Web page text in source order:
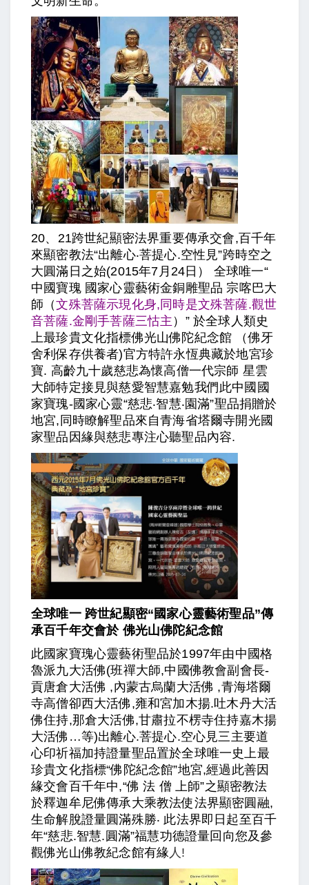
20、21跨世紀顯密法界重要傳承交會,百千年
來顯密教法“出離心‧菩提心.空性見”跨時空之
大圓滿日之始(2015年7月24日） 全球唯一“
中國寶瑰 國家心靈藝術金銅雕聖品 宗喀巴大
師（文殊菩薩示現化身,同時是文殊菩薩.觀世
音菩薩.金剛手菩薩三怙主 ）” 於全球人類史
上最珍貴文化指標佛光山佛陀紀念館 （佛牙
舍利保存供養者)官方特許永恆典藏於地宮珍
寶. 高齡九十歲慈悲為懷高僧一代宗師 星雲
大師特定接見與慈愛智慧嘉勉我們此中國國
家寶瑰-國家心靈“慈悲‧智慧‧園滿”聖品捐贈於
地宮,同時瞭解聖品來自青海省塔爾寺開光國
家聖品因緣與慈悲專注心聽聖品內容.
全球唯一 跨世紀顯密“國家心靈藝術聖品”傳
承百千年交會於 佛光山佛陀紀念館
此國家寶瑰心靈藝術聖品於1997年由中國格
魯派九大活佛(班禪大師,中國佛教會副會長-
貢唐倉大活佛 ,內蒙古烏蘭大活佛 ,青海塔爾
寺高僧卻西大活佛,雍和宮加木揚.吐木丹大活
佛住持,那倉大活佛,甘肅拉不楞寺住持嘉木揚
大活佛…等)出離心.菩提心.空心見三主要道
心印祈福加持證量聖品置於全球唯一史上最
珍貴文化指標“佛陀紀念館”地宮,經過此善因
緣交會百千年中,“佛 法 僧 上師”之顯密教法
於釋迦牟尼佛傳承大乘教法使法界顯密圓融,
生命解脫證量圓滿殊勝‧ 此法界即日起至百千
年“慈悲.智慧.圓滿”福慧功德證量回向您及參
觀佛光山佛教紀念館有緣 人!